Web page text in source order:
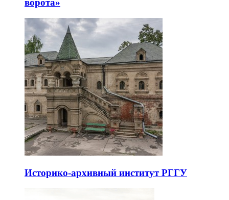
ворота»
Историко-архивный институт РГГУ